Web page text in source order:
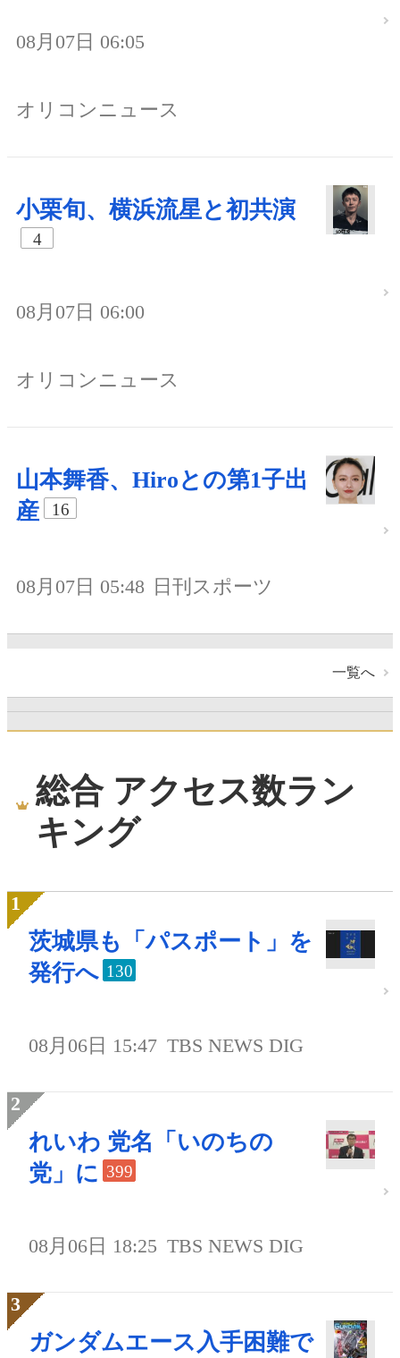
08月07日 06:05
オリコンニュース
小栗旬、横浜流星と初共演
4
08月07日 06:00
オリコンニュース
山本舞香、Hiroとの第1子出
産
16
08月07日 05:48 日刊スポーツ
一覧へ
総合 アクセス数ラン
キング
茨城県も「パスポート」を
発行へ 130
08月06日 15:47 TBS NEWS DIG
れいわ 党名「いのちの
党」に 399
08月06日 18:25 TBS NEWS DIG
ガンダムエース入手困難で